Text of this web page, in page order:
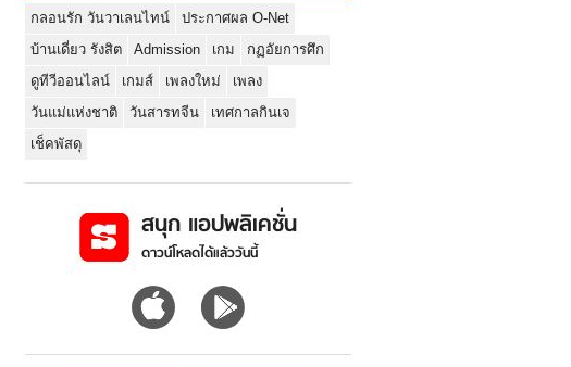
กลอนรัก วันวาเลนไทน์
ประกาศผล O-Net
บ้านเดี่ยว รังสิต
Admission เกม
กฏอัยการศึก
ดูทีวีออนไลน์
เกมส์ เพลงใหม่
เพลง
วันแม่แห่งชาติ
วันสารทจีน
เทศกาลกินเจ
เช็คพัสดุ
สนุก แอปพลิเคชั่น
ดาวน์โหลดได้แล้ววันนี้